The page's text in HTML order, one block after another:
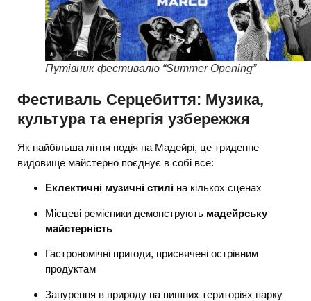
Путівник фестивалю “Summer Opening”
Фестиваль Серцебиття: Музика,
культура та енергія узбережжя
Як найбільша літня подія на Мадейрі, це триденне
видовище майстерно поєднує в собі все:
Еклектичні музичні стилі на кількох сценах
Місцеві ремісники демонструють мадейрську
майстерність
Гастрономічні пригоди, присвячені острівним
продуктам
Занурення в природу на пишних територіях парку